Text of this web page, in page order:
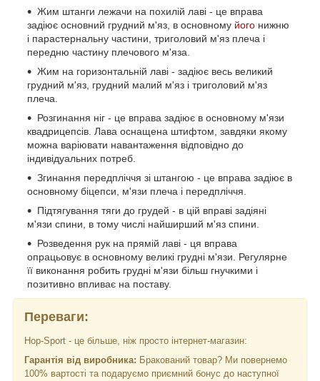
Жим штанги лежачи на похилій лаві - це вправа
задіює основний грудний м'яз, в основному його нижню
і парастернальну частини, триголовий м'яз плеча і
передню частину плечового м'яза.
Жим на горизонтальній лаві - задіює весь великий
грудний м'яз, грудний малий м'яз і триголовий м'яз
плеча.
Розгинання ніг - це вправа задіює в основному м'язи
квадрицепсів. Лава оснащена штифтом, завдяки якому
можна варіювати навантаження відповідно до
індивідуальних потреб.
Згинання передпліччя зі штангою - це вправа задіює в
основному біцепси, м'язи плеча і передпліччя.
Підтягування тяги до грудей - в цій вправі задіяні
м'язи спини, в тому числі найширший м'яз спини.
Розведення рук на прямій лаві - ця вправа
опрацьовує в основному великі грудні м'язи. Регулярне
її виконання робить грудні м'язи більш гнучкими і
позитивно впливає на поставу.
Переваги:
Hop-Sport - це більше, ніж просто інтернет-магазин:
Гарантія від виробника: Бракований товар? Ми повернемо
100% вартості та подаруємо приємний бонус до наступної